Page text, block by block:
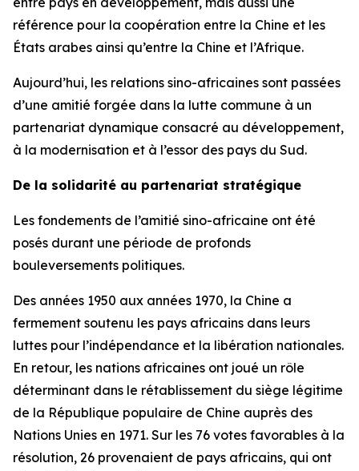
référence pour la coopération entre la Chine et les
États arabes ainsi qu’entre la Chine et l’Afrique.
Aujourd’hui, les relations sino-africaines sont passées
d’une amitié forgée dans la lutte commune à un
partenariat dynamique consacré au développement,
à la modernisation et à l’essor des pays du Sud.
De la solidarité au partenariat stratégique
Les fondements de l’amitié sino-africaine ont été
posés durant une période de profonds
bouleversements politiques.
Des années 1950 aux années 1970, la Chine a
fermement soutenu les pays africains dans leurs
luttes pour l’indépendance et la libération nationales.
En retour, les nations africaines ont joué un rôle
déterminant dans le rétablissement du siège légitime
de la République populaire de Chine auprès des
Nations Unies en 1971. Sur les 76 votes favorables à la
résolution, 26 provenaient de pays africains, qui ont